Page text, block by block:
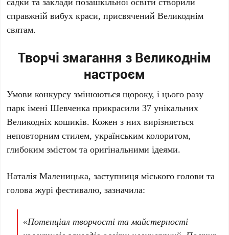
справжній вибух краси, присвячений Великоднім
святам.
Творчі змагання з Великоднім
настроєм
Умови конкурсу змінюються щороку, і цього разу
парк імені Шевченка прикрасили 37 унікальних
Великодніх кошиків. Кожен з них вирізняється
неповторним стилем, українським колоритом,
глибоким змістом та оригінальними ідеями.
Наталія Маленицька, заступниця міського голови та
голова журі фестивалю, зазначила:
«Потенціал творчості та майстерності